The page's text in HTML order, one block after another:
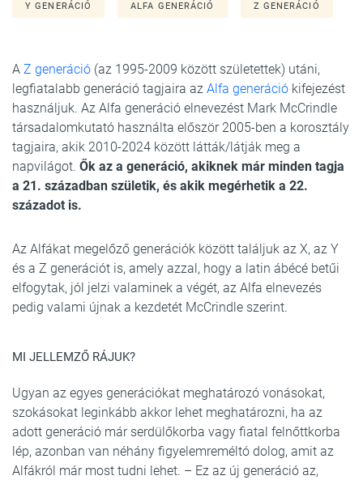
Y GENERÁCIÓ ALFA GENERÁCIÓ Z GENERÁCIÓ
A Z generáció (az 1995-2009 között születettek) utáni,
legfiatalabb generáció tagjaira az Alfa generáció kifejezést
használjuk. Az Alfa generáció elnevezést Mark McCrindle
társadalomkutató használta először 2005-ben a korosztály
tagjaira, akik 2010-2024 között látták/látják meg a
napvilágot. Ők az a generáció, akiknek már minden tagja
a 21. században születik, és akik megérhetik a 22.
századot is.
Az Alfákat megelőző generációk között találjuk az X, az Y
és a Z generációt is, amely azzal, hogy a latin ábécé betűi
elfogytak, jól jelzi valaminek a végét, az Alfa elnevezés
pedig valami újnak a kezdetét McCrindle szerint.
MI JELLEMZŐ RÁJUK?
Ugyan az egyes generációkat meghatározó vonásokat,
szokásokat leginkább akkor lehet meghatározni, ha az
adott generáció már serdülőkorba vagy fiatal felnőttkorba
lép, azonban van néhány figyelemreméltó dolog, amit az
Alfákról már most tudni lehet. – Ez az új generáció az,